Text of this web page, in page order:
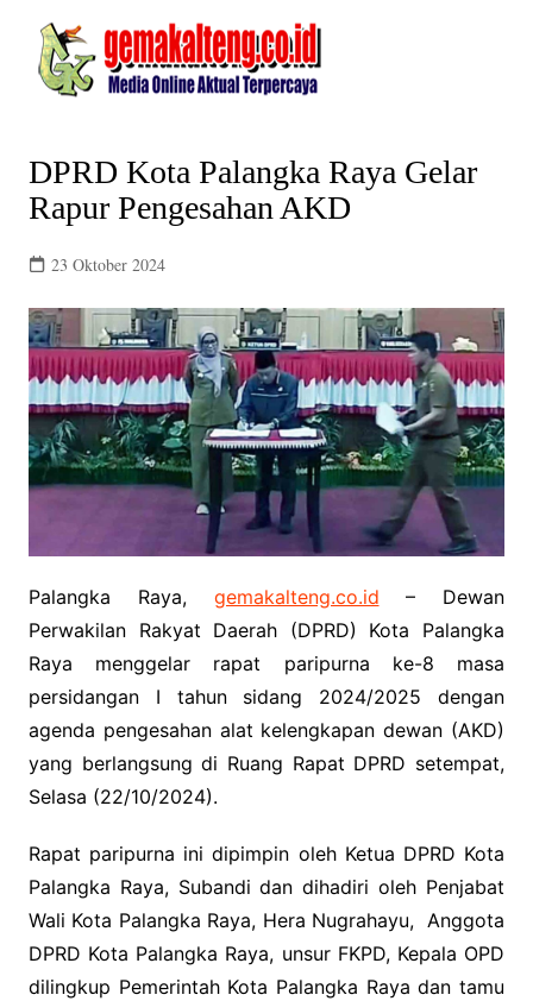
content
DPRD Kota Palangka Raya Gelar
Rapur Pengesahan AKD
23 Oktober 2024
Palangka Raya, gemakalteng.co.id – Dewan
Perwakilan Rakyat Daerah (DPRD) Kota Palangka
Raya menggelar rapat paripurna ke-8 masa
persidangan I tahun sidang 2024/2025 dengan
agenda pengesahan alat kelengkapan dewan (AKD)
yang berlangsung di Ruang Rapat DPRD setempat,
Selasa (22/10/2024).
Rapat paripurna ini dipimpin oleh Ketua DPRD Kota
Palangka Raya, Subandi dan dihadiri oleh Penjabat
Wali Kota Palangka Raya, Hera Nugrahayu, Anggota
DPRD Kota Palangka Raya, unsur FKPD, Kepala OPD
dilingkup Pemerintah Kota Palangka Raya dan tamu